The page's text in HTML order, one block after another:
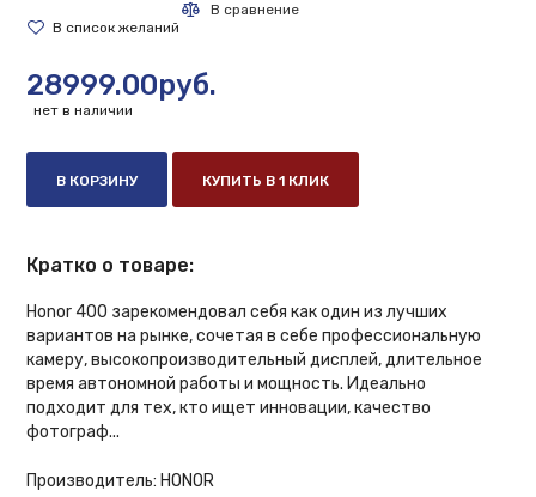
28999.00руб.
нет в наличии
В КОРЗИНУ КУПИТЬ В 1 КЛИК
Кратко о товаре:
Honor 400 зарекомендовал себя как один из лучших
вариантов на рынке, сочетая в себе профессиональную
камеру, высокопроизводительный дисплей, длительное
время автономной работы и мощность. Идеально
подходит для тех, кто ищет инновации, качество
фотограф...
Производитель: HONOR